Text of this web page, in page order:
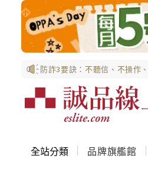
防詐3要訣：不聽信、不操作
全站分類 品牌旗艦館